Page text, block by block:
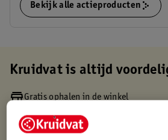
Bekijk alle actieproducten
Kruidvat is altijd
Gratis ophalen in de winkel
Gratis thuisbezorgd vanaf 50.00